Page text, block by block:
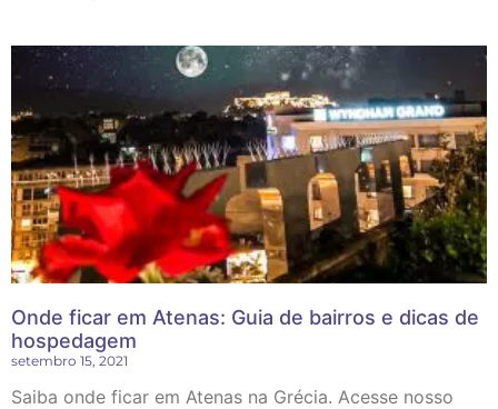
Onde ficar em Atenas: Guia de bairros e dicas de
hospedagem
setembro 15, 2021
Saiba onde ficar em Atenas na Grécia. Acesse nosso